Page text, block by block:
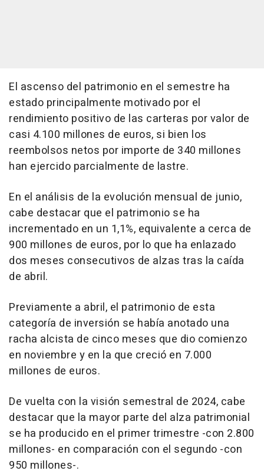
El ascenso del patrimonio en el semestre ha
estado principalmente motivado por el
rendimiento positivo de las carteras por valor de
casi 4.100 millones de euros, si bien los
reembolsos netos por importe de 340 millones
han ejercido parcialmente de lastre.
En el análisis de la evolución mensual de junio,
cabe destacar que el patrimonio se ha
incrementado en un 1,1%, equivalente a cerca de
900 millones de euros, por lo que ha enlazado
dos meses consecutivos de alzas tras la caída
de abril.
Previamente a abril, el patrimonio de esta
categoría de inversión se había anotado una
racha alcista de cinco meses que dio comienzo
en noviembre y en la que creció en 7.000
millones de euros.
De vuelta con la visión semestral de 2024, cabe
destacar que la mayor parte del alza patrimonial
se ha producido en el primer trimestre -con 2.800
millones- en comparación con el segundo -con
950 millones-.